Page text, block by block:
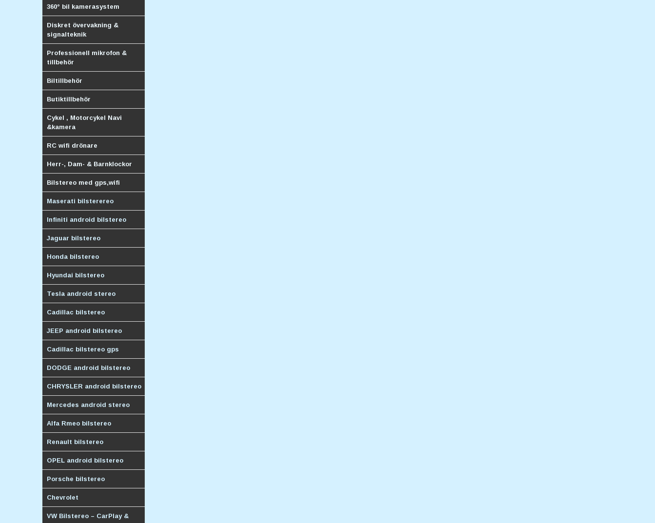
360° bil kamerasystem
Diskret övervakning &
signalteknik
Professionell mikrofon &
tillbehör
Biltillbehör
Butiktillbehör
Cykel , Motorcykel Navi
&kamera
RC wifi drönare
Herr-, Dam- & Barnklockor
Bilstereo med gps,wifi
Maserati bilsterereo
Infiniti android bilstereo
Jaguar bilstereo
Honda bilstereo
Hyundai bilstereo
Tesla android stereo
Cadillac bilstereo
JEEP android bilstereo
Cadillac bilstereo gps
DODGE android bilstereo
CHRYSLER android bilstereo
Mercedes android stereo
Alfa Rmeo bilstereo
Renault bilstereo
OPEL android bilstereo
Porsche bilstereo
Chevrolet
VW Bilstereo – CarPlay &